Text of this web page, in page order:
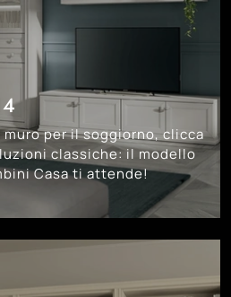
per il soggiorno, clicca
classiche: il modello
Casa ti attende!